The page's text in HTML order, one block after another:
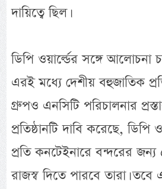
দায়িত্বে ছিল।
ডিপি ওয়ার্ল্ডের সঙ্গে
এরই মধ্যে দেশীয় বহুজাতিক
গ্রুপও এনসিটি পরিচালনার
প্রতিষ্ঠানটি দাবি করেছে, ডিপি
প্রতি কনটেইনারে বন্দরের
রাজস্ব দিতে পারবে তারা। তবে